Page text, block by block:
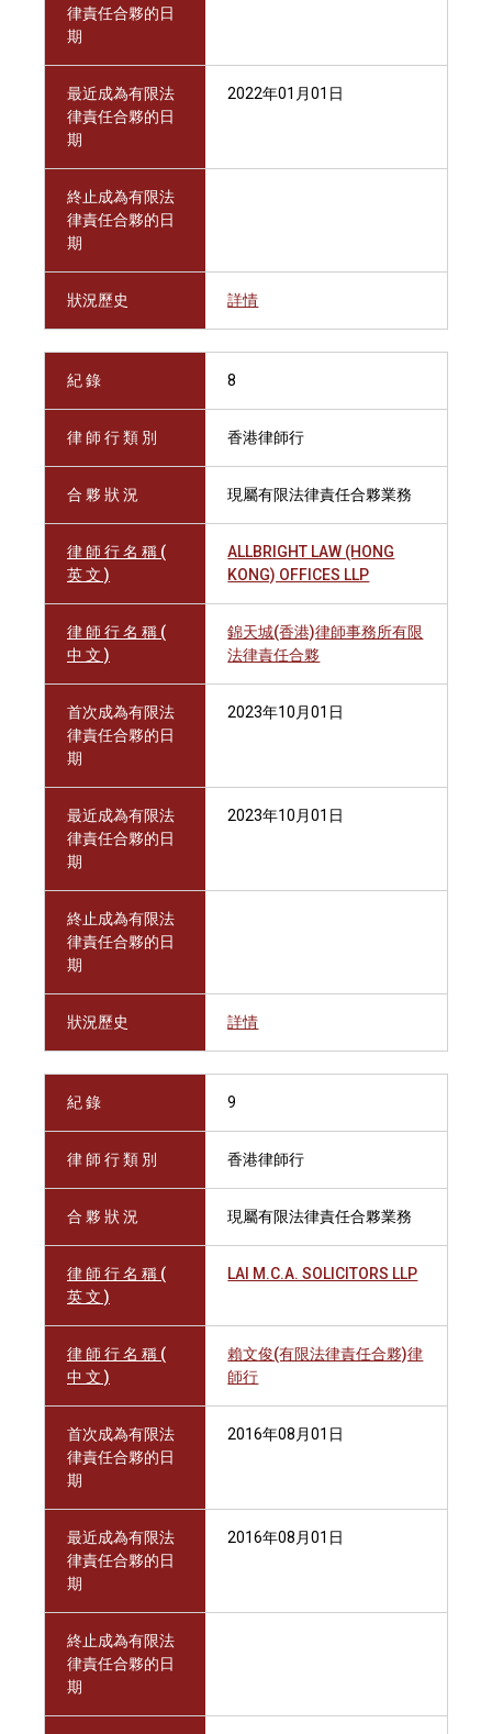
律責任合夥的日
期
最近成為有限法
律責任合夥的日
期
2022年01月01日
終止成為有限法
律責任合夥的日
期
狀況歷史 詳情
紀 錄 8
律 師 行 類 別 香港律師行
合 夥 狀 況 現屬有限法律責任合夥業務
律 師 行 名 稱 (
英 文 )
ALLBRIGHT LAW (HONG
KONG) OFFICES LLP
律 師 行 名 稱 (
中 文 )
錦天城(香港)律師事務所有限
法律責任合夥
首次成為有限法
律責任合夥的日
期
2023年10月01日
最近成為有限法
律責任合夥的日
期
2023年10月01日
終止成為有限法
律責任合夥的日
期
狀況歷史 詳情
紀 錄 9
律 師 行 類 別 香港律師行
合 夥 狀 況 現屬有限法律責任合夥業務
律 師 行 名 稱 (
英 文 )
LAI M.C.A. SOLICITORS LLP
律 師 行 名 稱 (
中 文 )
賴文俊(有限法律責任合夥)律
師行
首次成為有限法
律責任合夥的日
期
2016年08月01日
最近成為有限法
律責任合夥的日
期
2016年08月01日
終止成為有限法
律責任合夥的日
期